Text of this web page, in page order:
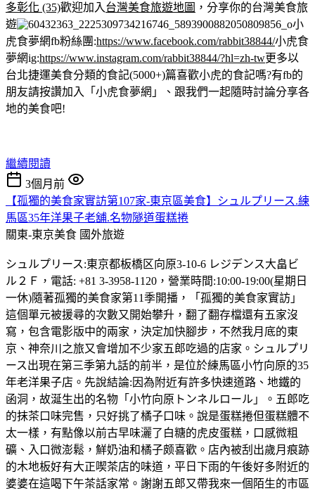
多彰化 (35)歡迎加入 台灣美食旅遊地圖 ，分享你的台灣美食旅
遊
小
虎食夢網fb粉絲團:https://www.facebook.com/rabbit38844/小虎食
夢網ig:https://www.instagram.com/rabbit38844/?hl=zh-tw更多以
台北捷運美食分類的食記(5000+)篇喜歡小虎的食記嗎?有fb的
朋友請按讚加入「小虎食夢網」、跟我們一起隨時討論分享各
地的美食吧!
繼續閱讀
3個月前
【孤獨的美食家實訪第107家-東京區美食】シュルプリース.練
馬區35年洋果子老舖.名物隧道蛋糕捲
關東-東京美食 國外旅遊
シュルプリース:東京都板橋区向原3-10-6 レジデンス大畠ビ
ル２Ｆ，電話: +81 3-3958-1120，營業時間:10:00-19:00(星期日
一休)隨著孤獨的美食家第11季開播，「孤獨的美食家實訪」
這個單元被援尋的次數又開始攀升，翻了翻存檔還有五家沒
寫，包含電影版中的兩家，決定加快腳步，不然我月底的東
京、神奈川之旅又會增加不少家五郎吃過的店家。シュルプリ
ース出現在第三季第九話的前半，是位於練馬區小竹向原的35
年老洋果子店。先說結論:因為附近有許多快速道路、地鐵的
函洞，故涎生出的名物「小竹向原トンネルロール」。五郎吃
的抹茶口味完售，只好挑了橘子口味。說是蛋糕捲但蛋糕體不
太一樣，有點像以前古早味灑了白糖的虎皮蛋糕，口感微粗
礦、入口微澎鬆，鮮奶油和橘子颇喜歡。店內被刮出歲月痕跡
的木地板好有大正喫茶店的味道，平日下雨的午後好多附近的
婆婆在這喝下午茶話家常。謝謝五郎又帶我來一個陌生的市區